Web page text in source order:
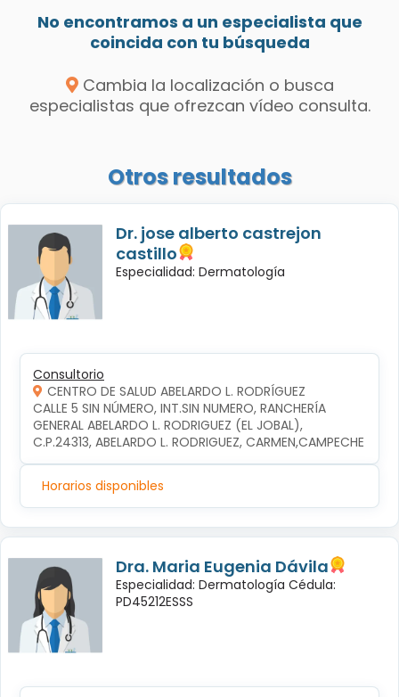
No encontramos a un especialista que
coincida con tu búsqueda
Cambia la localización o busca
especialistas que ofrezcan vídeo consulta.
Otros resultados
Dr. jose alberto castrejon
castillo
Especialidad: Dermatología
Consultorio
CENTRO DE SALUD ABELARDO L. RODRÍGUEZ
CALLE 5 SIN NÚMERO, INT.SIN NUMERO, RANCHERÍA
GENERAL ABELARDO L. RODRIGUEZ (EL JOBAL),
C.P.24313, ABELARDO L. RODRIGUEZ, CARMEN,CAMPECHE
Horarios disponibles
Dra. Maria Eugenia Dávila
Especialidad: Dermatología Cédula:
PD45212ESSS